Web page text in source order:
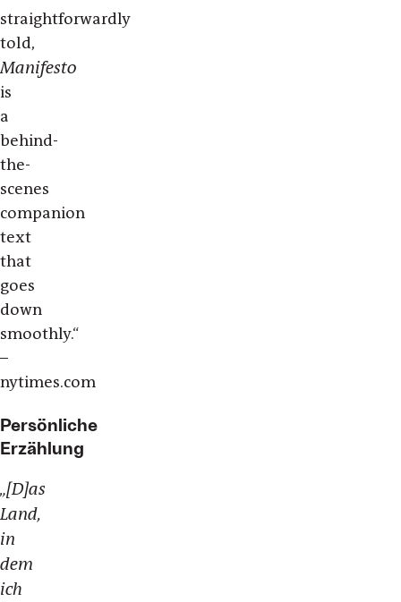
straightforwardly
told,
Manifesto
is
a
behind-
the-
scenes
companion
text
that
goes
down
smoothly.“
–
nytimes.com
Persönliche
Erzählung
„[D]as
Land,
in
dem
ich